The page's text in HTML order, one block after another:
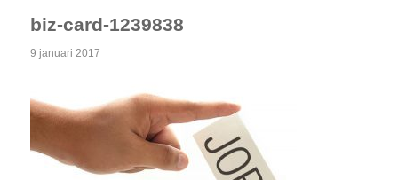
biz-card-1239838
9 januari 2017